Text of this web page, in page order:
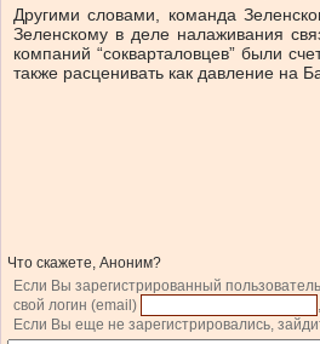
Другими словами, команда
Зеленскому в деле налаживания
компаний “сокварталовцев” были
также расценивать как давление на
Что скажете, Аноним?
Если Вы зарегистрированный
свой логин (email)
Если Вы еще не зарегистрировались,